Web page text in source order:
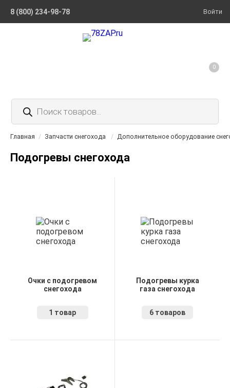
8 (800) 234-98-78 Войти
Поиск
товаров
0
Главная / Запчасти снегохода / Дополнительное оборудование
Подогревы снегохода
Очки с подогревом
снегохода
1 товар
Подогревы курка
газа снегохода
6 товаров